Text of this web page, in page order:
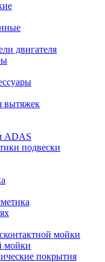
двигателя
вытяжек
ADAS
подвески
мойки
мойки
покрытия